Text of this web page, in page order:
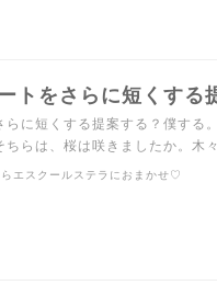
トをさらに短くする
らに短くする提案する？僕す
ちらは、桜は咲きましたか。木
エスクールステラにおまかせ♡